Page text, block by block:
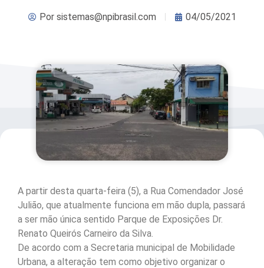
Porsistemas@npibrasil.com 04/05/2021
A partir desta quarta-feira (5), a Rua Comendador José
Julião, que atualmente funciona em mão dupla, passará
a ser mão única sentido Parque de Exposições Dr.
Renato Queirós Carneiro da Silva.
De acordo com a Secretaria municipal de Mobilidade
Urbana, a alteração tem como objetivo organizar o